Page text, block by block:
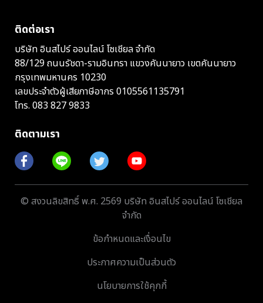
ติดต่อเรา
บริษัท อินสไปร์ ออนไลน์ โซเชียล จำกัด
88/129 ถนนรัชดา-รามอินทรา แขวงคันนายาว เขตคันนายาว
กรุงเทพมหานคร 10230
เลขประจำตัวผู้เสียภาษีอากร 0105561135791
โทร. 083 827 9833
ติดตามเรา
© สงวนลิขสิทธิ์ พ.ศ. 2569 บริษัท อินสไปร์ ออนไลน์ โซเชียล
จำกัด
ข้อกำหนดและเงื่อนไข
ประกาศความเป็นส่วนตัว
นโยบายการใช้คุกกี้